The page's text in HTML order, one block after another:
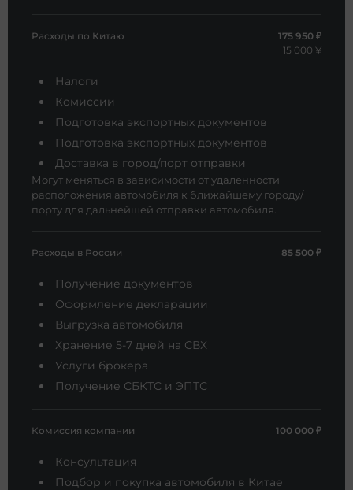
Расходы по Китаю
175 950 ₽
15 000 ¥
Налоги
Комиссии
Подготовка экспортных документов
Подготовка экспортных документов
Доставка в город/порт отправки
Могут меняться в зависимости от удаленности
расположения автомобиля к ближайшему городу/
порту для дальнейшей отправки автомобиля.
Расходы в России 85 500 ₽
Получение документов
Оформление декларации
Выгрузка автомобиля
Хранение 5-7 дней на СВХ
Услуги брокера
Получение СБКТС и ЭПТС
Комиссия компании 100 000 ₽
Консультация
Подбор и покупка автомобиля в Китае